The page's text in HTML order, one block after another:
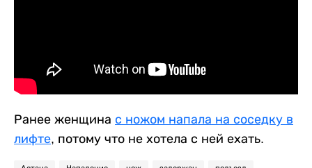
Ранее женщина с ножом напала на соседку в
лифте, потому что не хотела с ней ехать.